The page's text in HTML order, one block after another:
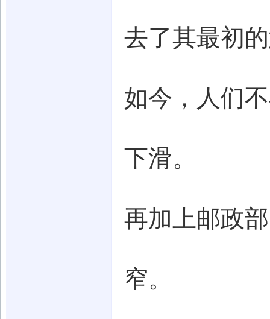
去了其最初
如今，人们
下滑。
再加上邮政
窄。